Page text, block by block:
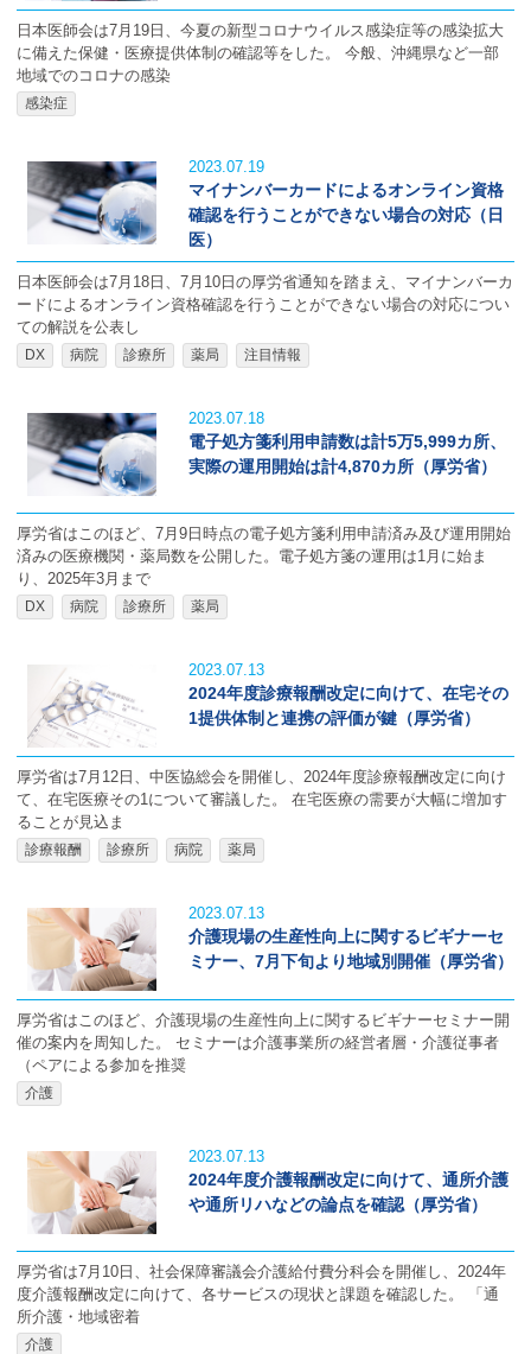
日本医師会は7月19日、今夏の新型コロナウイルス感染症等の感染拡大
に備えた保健・医療提供体制の確認等をした。 今般、沖縄県など一部
地域でのコロナの感染
感染症
2023.07.19
マイナンバーカードによるオンライン資格
確認を行うことができない場合の対応（日
医）
日本医師会は7月18日、7月10日の厚労省通知を踏まえ、マイナンバーカ
ードによるオンライン資格確認を行うことができない場合の対応につい
ての解説を公表し
DX 病院 診療所 薬局 注目情報
2023.07.18
電子処方箋利用申請数は計5万5,999カ所、
実際の運用開始は計4,870カ所（厚労省）
厚労省はこのほど、7月9日時点の電子処方箋利用申請済み及び運用開始
済みの医療機関・薬局数を公開した。電子処方箋の運用は1月に始ま
り、2025年3月まで
DX 病院 診療所 薬局
2023.07.13
2024年度診療報酬改定に向けて、在宅その
1提供体制と連携の評価が鍵（厚労省）
厚労省は7月12日、中医協総会を開催し、2024年度診療報酬改定に向け
て、在宅医療その1について審議した。 在宅医療の需要が大幅に増加す
ることが見込ま
診療報酬 診療所 病院 薬局
2023.07.13
介護現場の生産性向上に関するビギナーセ
ミナー、7月下旬より地域別開催（厚労省）
厚労省はこのほど、介護現場の生産性向上に関するビギナーセミナー開
催の案内を周知した。 セミナーは介護事業所の経営者層・介護従事者
（ペアによる参加を推奨
介護
2023.07.13
2024年度介護報酬改定に向けて、通所介護
や通所リハなどの論点を確認（厚労省）
厚労省は7月10日、社会保障審議会介護給付費分科会を開催し、2024年
度介護報酬改定に向けて、各サービスの現状と課題を確認した。 「通
所介護・地域密着
介護